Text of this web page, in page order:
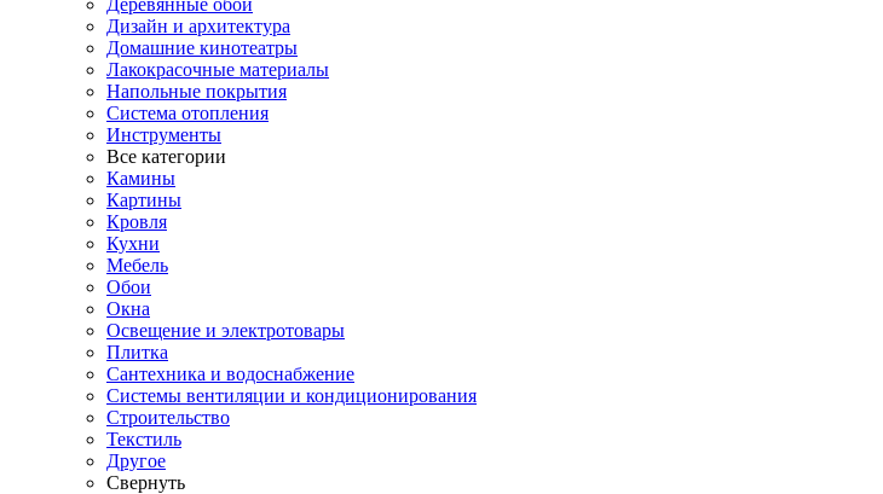
Деревянные обои
Дизайн и архитектура
Домашние кинотеатры
Лакокрасочные материалы
Напольные покрытия
Система отопления
Инструменты
Все категории
Камины
Картины
Кровля
Кухни
Мебель
Обои
Окна
Освещение и электротовары
Плитка
Сантехника и водоснабжение
Системы вентиляции и кондиционирования
Строительство
Текстиль
Другое
Свернуть